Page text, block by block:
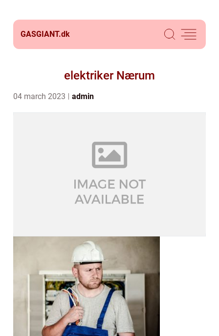
GASGIANT.dk
elektriker Nærum
04 march 2023 admin